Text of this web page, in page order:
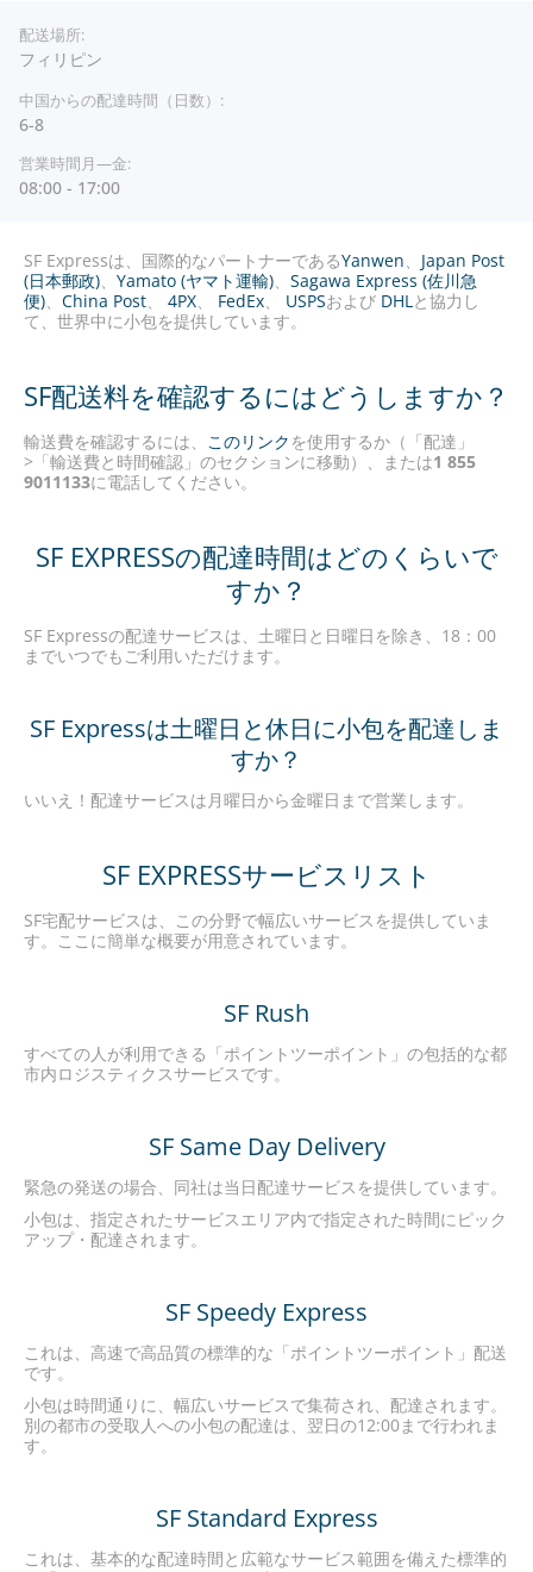
フィリピン
6-8
08:00 - 17:00
SF Expressは、国際的なパートナーであるYanwen、 Japan Post
(日本郵政)、 Yamato (ヤマト運輸)、 Sagawa Express (佐川急
便)、 China Post、 4PX、 FedEx、 USPSおよび DHLと協力し
て、世界中に小包を提供しています。
SF配送料を確認するにはどうしますか？
輸送費を確認するには、 このリンク を使用するか（「配達」
>「輸送費と時間確認」のセクションに移動）、または1 855
9011133に電話してください。
SF EXPRESSの配達時間はどのくらいで
すか？
SF Expressの配達サービスは、土曜日と日曜日を除き、18：00
までいつでもご利用いただけます。
SF Expressは土曜日と休日に小包を配達しま
すか？
いいえ！配達サービスは月曜日から金曜日まで営業します。
SF EXPRESSサービスリスト
SF宅配サービスは、この分野で幅広いサービスを提供していま
す。ここに簡単な概要が用意されています。
SF Rush
すべての人が利用できる「ポイントツーポイント」の包括的な都
市内ロジスティクスサービスです。
SF Same Day Delivery
緊急の発送の場合、同社は当日配達サービスを提供しています。
小包は、指定されたサービスエリア内で指定された時間にピック
アップ・配達されます。
SF Speedy Express
これは、高速で高品質の標準的な「ポイントツーポイント」配送
です。
小包は時間通りに、幅広いサービスで集荷され、配達されます。
別の都市の受取人への小包の配達は、翌日の12:00まで行われま
す。
SF Standard Express
これは、基本的な配達時間と広範なサービス範囲を備えた標準的